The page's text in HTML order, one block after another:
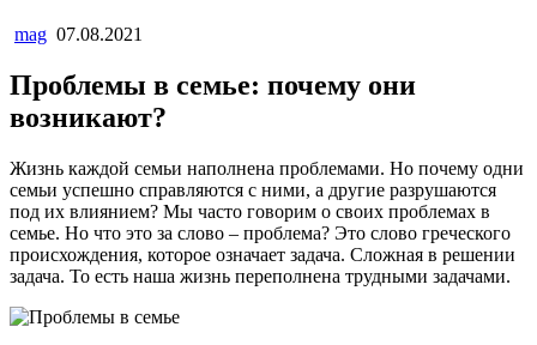
mag 07.08.2021
Проблемы в семье: почему они
возникают?
Жизнь каждой семьи наполнена проблемами. Но почему одни
семьи успешно справляются с ними, а другие разрушаются
под их влиянием? Мы часто говорим о своих проблемах в
семье. Но что это за слово – проблема? Это слово греческого
происхождения, которое означает задача. Сложная в решении
задача. То есть наша жизнь переполнена трудными задачами.